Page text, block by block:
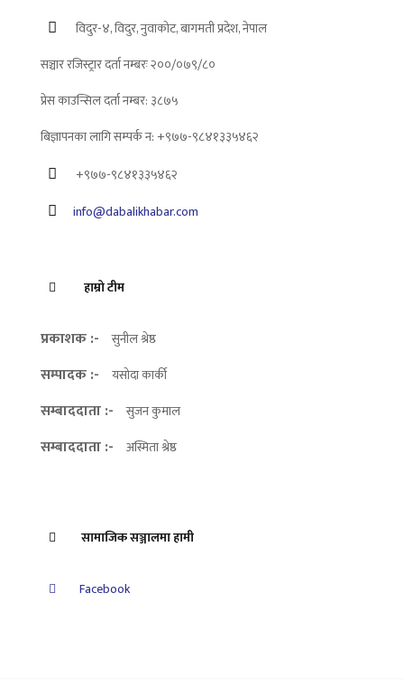
विदुर-४, विदुर, नुवाकोट, बागमती प्रदेश, नेपाल
सञ्चार रजिस्ट्रार दर्ता नम्बरः २००/०७९/८०
प्रेस काउन्सिल दर्ता नम्बर: ३८७५
बिज्ञापनका लागि सम्पर्क न: +९७७-९८४१३३५४६२
+९७७-९८४१३३५४६२
info@dabalikhabar.com
हाम्रो टीम
प्रकाशक :- सुनील श्रेष्ठ
सम्पादक :- यसोदा कार्की
सम्बाददाता :- सुजन कुमाल
सम्बाददाता :- अस्मिता श्रेष्ठ
सामाजिक सञ्जालमा हामी
Facebook